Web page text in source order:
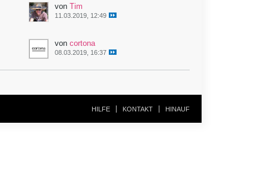
von Tim
11.03.2019, 12:49
von cortona
08.03.2019, 16:37
HILFE KONTAKT HINAUF